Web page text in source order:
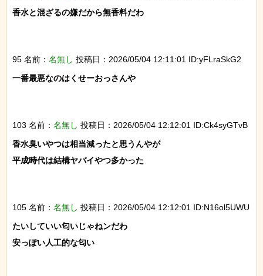
香水と混ざるの嫌だから無香料だわ
95 名前： 名無し 投稿日：2026/05/04 12:11:01 ID:yFLraSkG2
一番最悪なのはくせーおっさんや
103 名前： 名無し 投稿日：2026/05/04 12:12:01 ID:Ck4syGTvB
香水臭いやつは相当減ったと思うんやが
平成時代は結構ヤバイやつ多かった
105 名前： 名無し 投稿日：2026/05/04 12:12:01 ID:N16ol5UWU
たいしていい匂いじゃねンだわ
安っぽい人工的な匂い